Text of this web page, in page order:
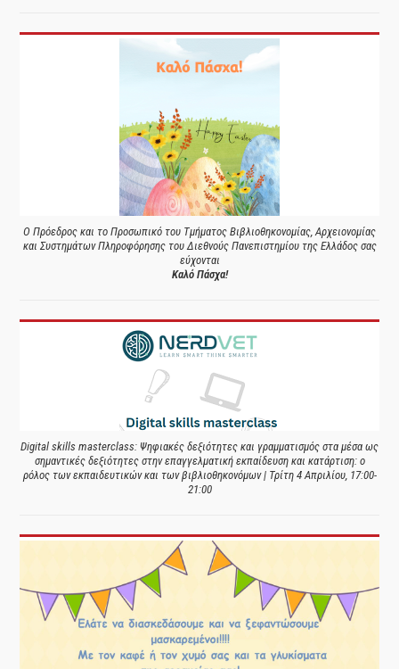
Ο Πρόεδρος και το Προσωπικό του Τμήματος Βιβλιοθηκονομίας, Αρχειονομίας
και Συστημάτων Πληροφόρησης του Διεθνούς Πανεπιστημίου της Ελλάδος σας
εύχονται
Καλό Πάσχα!
Digital skills masterclass: Ψηφιακές δεξιότητες και γραμματισμός στα μέσα ως
σημαντικές δεξιότητες στην επαγγελματική εκπαίδευση και κατάρτιση: ο
ρόλος των εκπαιδευτικών και των βιβλιοθηκονόμων | Τρίτη 4 Απριλίου, 17:00-
21:00